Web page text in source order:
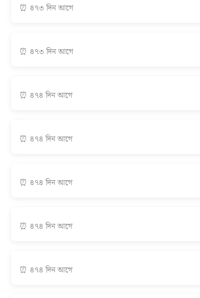
⏰ ৪৭৩ দিন আগে
⏰ ৪৭৩ দিন আগে
⏰ ৪৭৪ দিন আগে
⏰ ৪৭৪ দিন আগে
⏰ ৪৭৪ দিন আগে
⏰ ৪৭৪ দিন আগে
⏰ ৪৭৪ দিন আগে